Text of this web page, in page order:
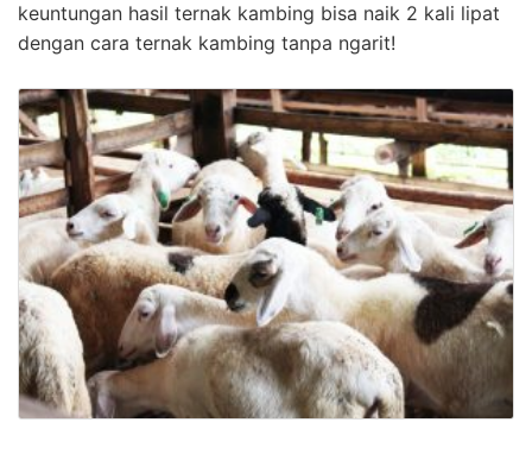
keuntungan hasil ternak kambing bisa naik 2 kali lipat
dengan cara ternak kambing tanpa ngarit!